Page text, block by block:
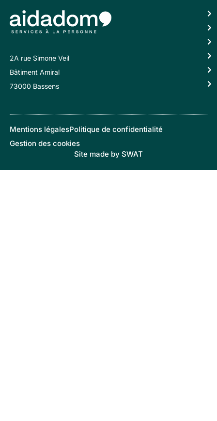
2A rue Simone Veil
Bâtiment Amiral
73000 Bassens
Site made by SWAT
Mentions légalesPolitique de confidentialité
Gestion des cookies